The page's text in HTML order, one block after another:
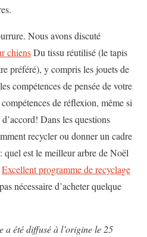
Nous avons discuté
chiensDu tissu réutilisé (le tapis
préféré), y compris les jouets de
compétences de pensée de votre
de réflexion, même si
Dans les questions
recycler ou donner un cadre
quel est le meilleur arbre de Noël
Excellent programme de recyclage
nécessaire d’acheter quelque
a été diffusé à l’origine le 25